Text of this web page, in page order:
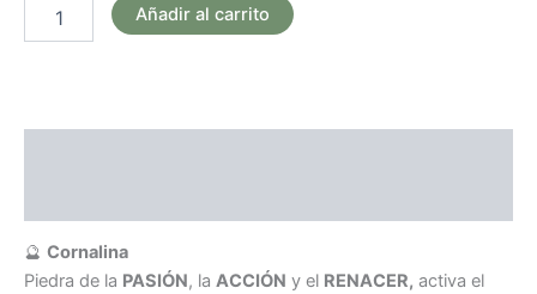
Añadir al carrito
🔮 Cornalina
Piedra de la PASIÓN, la ACCIÓN y el RENACER, activa el